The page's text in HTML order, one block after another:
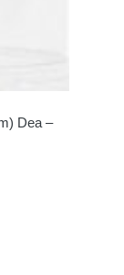
Dea –